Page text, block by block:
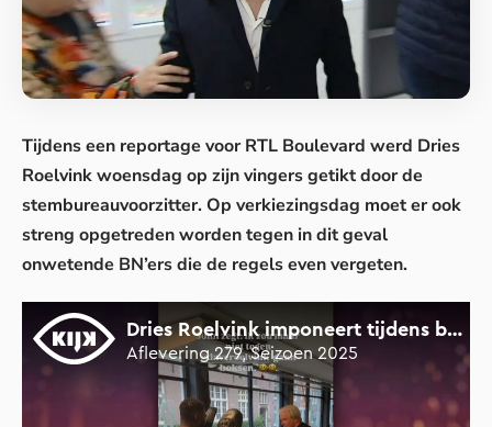
Tijdens een reportage voor RTL Boulevard werd Dries
Roelvinkwoensdag op zijn vingers getikt door de
stembureauvoorzitter. Op verkiezingsdag moet er ook
streng opgetreden worden tegen in dit geval
onwetende BN’ers die de regels even vergeten.